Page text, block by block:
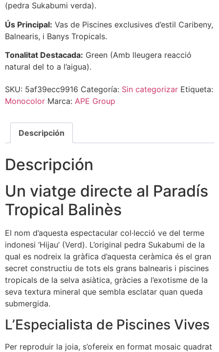
(pedra Sukabumi verda).
Ús Principal: Vas de Piscines exclusives d’estil Caribeny,
Balnearis, i Banys Tropicals.
Tonalitat Destacada: Green (Amb lleugera reacció
natural del to a l’aigua).
SKU: 5af39ecc9916 Categoría: Sin categorizar Etiqueta:
Monocolor Marca: APE Group
Descripción
Descripción
Un viatge directe al Paradís
Tropical Balinès
El nom d’aquesta espectacular col·lecció ve del terme
indonesi ‘Hijau’ (Verd). L’original pedra Sukabumi de la
qual es nodreix la gràfica d’aquesta ceràmica és el gran
secret constructiu de tots els grans balnearis i piscines
tropicals de la selva asiàtica, gràcies a l’exotisme de la
seva textura mineral que sembla esclatar quan queda
submergida.
L’Especialista de Piscines Vives
Per reproduir la joia, s’ofereix en format mosaic quadrat